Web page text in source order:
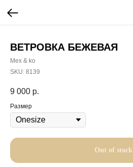
ВЕТРОВКА БЕЖЕВАЯ
Mex & ko
SKU: 8139
9 000 р.
Размер
Out of stock